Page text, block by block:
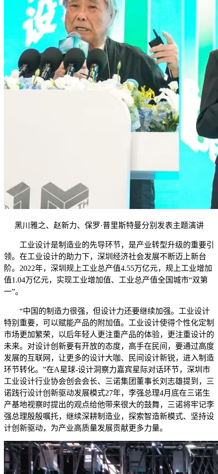
黑川雅之、赵新力、保罗·普里斯特曼分别发表主题演讲
工业设计是制造业的先导环节，是产业转型升级的重要引
领。在工业设计的助力下，深圳经济社会发展不断迈上新台
阶。2022年，深圳规上工业总产值4.55万亿元，规上工业增加
值1.04万亿元，实现工业增加值、工业总产值全国城市“双第
一”。
“中国的制造力很强，但设计力还要继续加强。工业设计
特别重要，可以赋能产品的附加值。工业设计使得个性化定制
市场更加繁荣，以后年轻人更注重产品的体验，更注重设计的
未来。对设计创新要有开放的态度，高手在民间，要通过高度
发展的互联网，让更多的设计大咖、民间设计新锐，进入制造
环节转化。”在A星球-设计洞察力嘉宾星际对话环节，深圳市
工业设计行业协会创会会长、三诺集团董事长刘志雄提到，三
诺践行设计创新驱动发展模式27年，李强总理4月底在三诺生
产基地视察时提出的观点给他带来很大的鼓舞，三诺将牢记李
强总理殷殷嘱托，继续深耕制造业，探索智造新模式、坚持设
计创新驱动，为产业高质量发展贡献更多力量。